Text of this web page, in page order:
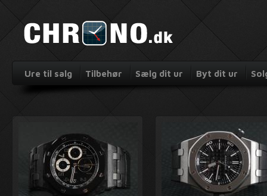
Ure til salg Tilbehør Sælg dit ur Byt dit ur